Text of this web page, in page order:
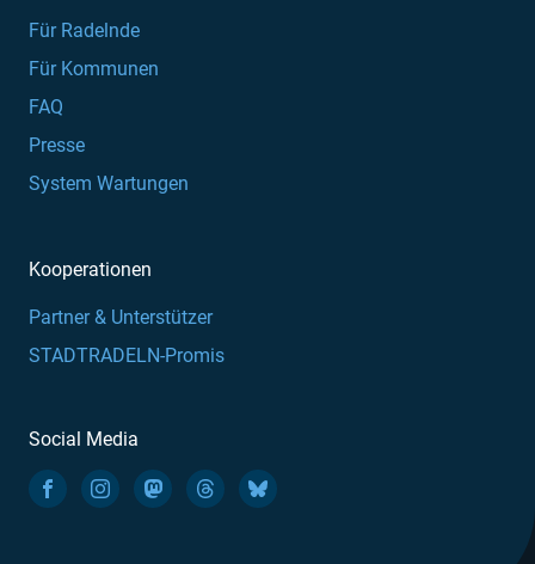
Für Radelnde
Für Kommunen
FAQ
Presse
System Wartungen
Kooperationen
Partner & Unterstützer
STADTRADELN-Promis
Social Media